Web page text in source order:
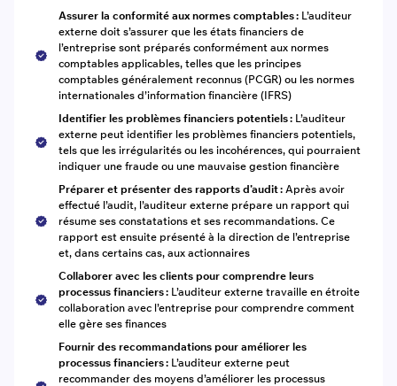
Assurer la conformité aux normes comptables : L’auditeur
externe doit s’assurer que les états financiers de
l’entreprise sont préparés conformément aux normes
comptables applicables, telles que les principes
comptables généralement reconnus (PCGR) ou les normes
internationales d’information financière (IFRS)
Identifier les problèmes financiers potentiels : L’auditeur
externe peut identifier les problèmes financiers potentiels,
tels que les irrégularités ou les incohérences, qui pourraient
indiquer une fraude ou une mauvaise gestion financière
Préparer et présenter des rapports d’audit : Après avoir
effectué l’audit, l’auditeur externe prépare un rapport qui
résume ses constatations et ses recommandations. Ce
rapport est ensuite présenté à la direction de l’entreprise
et, dans certains cas, aux actionnaires
Collaborer avec les clients pour comprendre leurs
processus financiers : L’auditeur externe travaille en étroite
collaboration avec l’entreprise pour comprendre comment
elle gère ses finances
Fournir des recommandations pour améliorer les
processus financiers : L’auditeur externe peut
recommander des moyens d’améliorer les processus